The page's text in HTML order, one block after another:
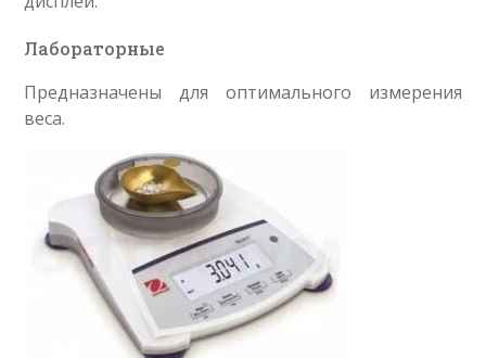
Лабораторные
Предназначены для оптимального измерения
веса.